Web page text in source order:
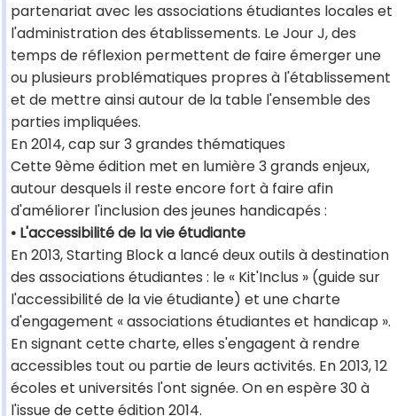
partenariat avec les associations étudiantes locales et
l'administration des établissements. Le Jour J, des
temps de réflexion permettent de faire émerger une
ou plusieurs problématiques propres à l'établissement
et de mettre ainsi autour de la table l'ensemble des
parties impliquées.
En 2014, cap sur 3 grandes thématiques
Cette 9ème édition met en lumière 3 grands enjeux,
autour desquels il reste encore fort à faire afin
d'améliorer l'inclusion des jeunes handicapés :
• L'accessibilité de la vie étudiante
En 2013, Starting Block a lancé deux outils à destination
des associations étudiantes : le « Kit'Inclus » (guide sur
l'accessibilité de la vie étudiante) et une charte
d'engagement « associations étudiantes et handicap ».
En signant cette charte, elles s'engagent à rendre
accessibles tout ou partie de leurs activités. En 2013, 12
écoles et universités l'ont signée. On en espère 30 à
l'issue de cette édition 2014.